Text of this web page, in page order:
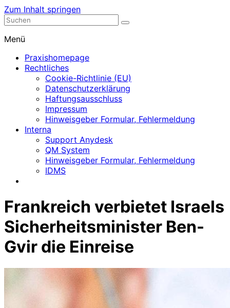
Zum Inhalt springen
Nephrologische Praxis mit Dialyse
Menü
Praxishomepage
Rechtliches
Cookie-Richtlinie (EU)
Datenschutzerklärung
Haftungsausschluss
Impressum
Hinweisgeber Formular, Fehlermeldung
Interna
Support Anydesk
QM System
Hinweisgeber Formular, Fehlermeldung
IDMS
Frankreich verbietet Israels
Sicherheitsminister Ben-
Gvir die Einreise